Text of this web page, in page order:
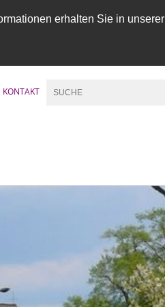
erhalten Sie in unserer
KONTAKT